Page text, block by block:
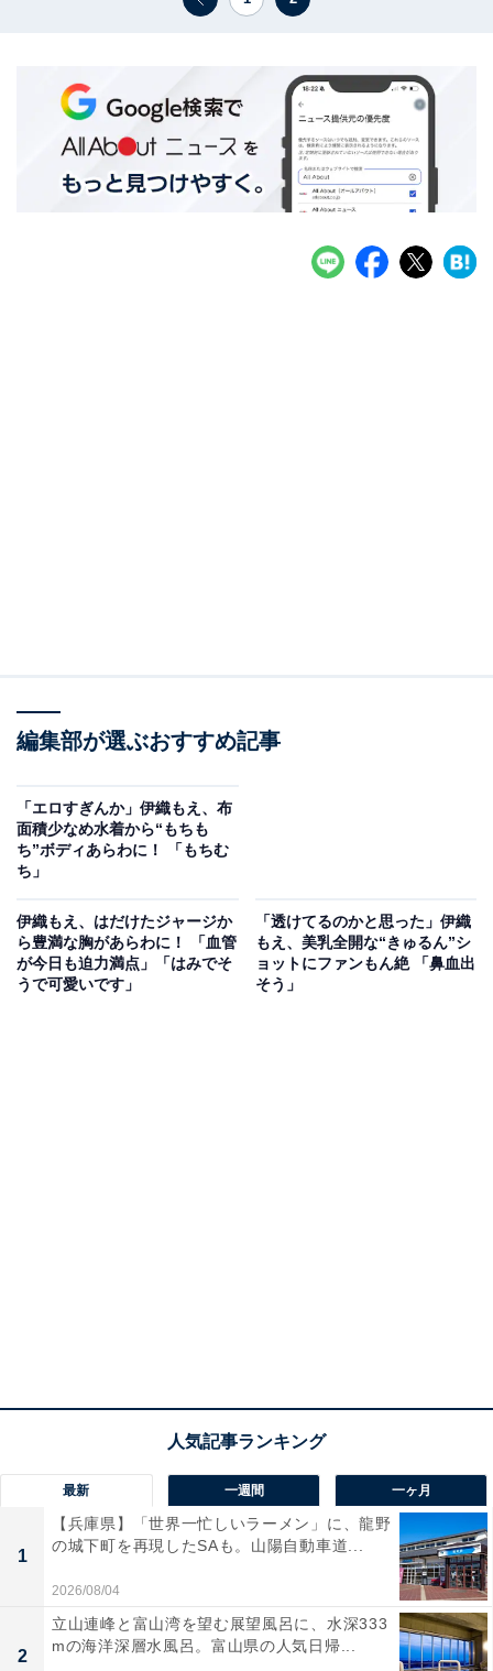
編集部が選ぶおすすめ記事
「エロすぎんか」伊織もえ、布
面積少なめ水着から“もちも
ち”ボディあらわに！ 「もちむ
ち」
伊織もえ、はだけたジャージか
ら豊満な胸があらわに！ 「血管
が今日も迫力満点」「はみでそ
うで可愛いです」
「透けてるのかと思った」伊織
もえ、美乳全開な“きゅるん”シ
ョットにファンもん絶 「鼻血出
そう」
最新 一週間 一ヶ月
1
【兵庫県】「世界一忙しいラーメン」に、龍野
の城下町を再現したSAも。山陽自動車道...
2026/08/04
2
立山連峰と富山湾を望む展望風呂に、水深333
mの海洋深層水風呂。富山県の人気日帰...